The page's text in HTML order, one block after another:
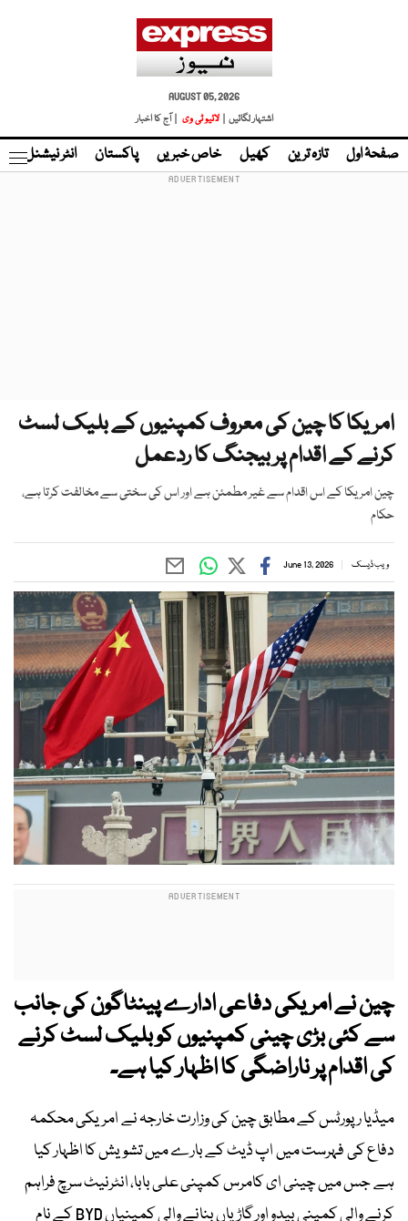
AUGUST 05, 2026
اشتہار لگائیں |
لائیو ٹی وی | آج کا اخبار
صفحۂ اول تازہ ترین کھیل خاص خبریں پاکستان انٹر نیشنل
امریکا کا چین کی معروف کمپنیوں کے بلیک لسٹ
کرنے کے اقدام پر بیجنگ کا ردعمل
چین امریکا کے اس اقدام سے غیر مطمئن ہے اور اس کی سختی سے مخالفت کرتا ہے،
حکام
ویب ڈیسک June 13, 2026
چین نے امریکی دفاعی ادارے پینٹاگون کی جانب
سے کئی بڑی چینی کمپنیوں کو بلیک لسٹ کرنے
کی اقدام پر ناراضگی کا اظہار کیا ہے۔
میڈیا رپورٹس کے مطابق چین کی وزارت خارجہ نے امریکی محکمہ
دفاع کی فہرست میں اپ ڈیٹ کے بارے میں تشویش کا اظہار کیا
ہے جس میں چینی ای کامرس کمپنی علی بابا، انٹرنیٹ سرچ فراہم
کرنے والی کمپنی بیدو اور گاڑیاں بنانے والی کمپنیاں BYD کے نام